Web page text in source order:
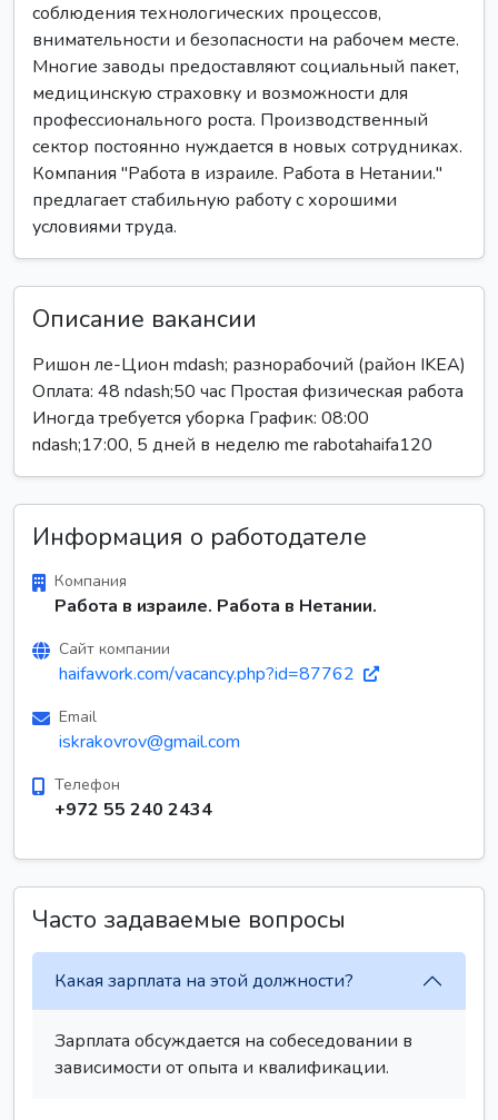
соблюдения технологических процессов,
внимательности и безопасности на рабочем месте.
Многие заводы предоставляют социальный пакет,
медицинскую страховку и возможности для
профессионального роста. Производственный
сектор постоянно нуждается в новых сотрудниках.
Компания "Работа в израиле. Работа в Нетании."
предлагает стабильную работу с хорошими
условиями труда.
Описание вакансии
Ришон ле-Цион mdash; разнорабочий (район IKEA)
Оплата: 48 ndash;50 час Простая физическая работа
Иногда требуется уборка График: 08:00
ndash;17:00, 5 дней в неделю me rabotahaifa120
Информация о работодателе
Компания
Работа в израиле. Работа в Нетании.
Сайт компании
haifawork.com/vacancy.php?id=87762
Email
iskrakovrov@gmail.com
Телефон
+972 55 240 2434
Часто задаваемые вопросы
Какая зарплата на этой должности?
Зарплата обсуждается на собеседовании в
зависимости от опыта и квалификации.